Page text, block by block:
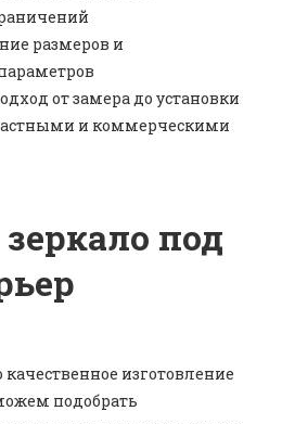
размеров и
от замера до установки
и коммерческими
под
изготовление
подобрать